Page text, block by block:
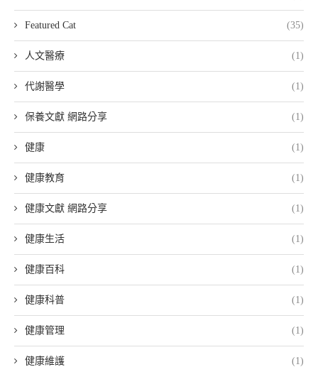
Featured Cat (35)
人文醫療 (1)
代謝醫學 (1)
保養文獻 網路分享 (1)
健康 (1)
健康教育 (1)
健康文獻 網路分享 (1)
健康生活 (1)
健康百科 (1)
健康科普 (1)
健康管理 (1)
健康維護 (1)